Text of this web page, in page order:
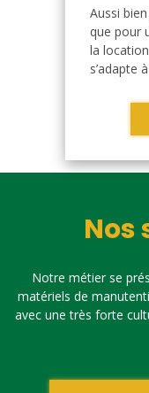
Aussi
que pour
la
s’adapte
Notre métier se
matériels de
avec une très forte